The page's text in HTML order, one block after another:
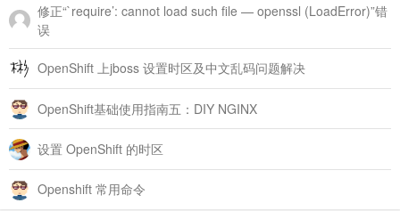
修正“`require’: cannot load such file — openssl (LoadError)”错
误
OpenShift 上jboss 设置时区及中文乱码问题解决
OpenShift基础使用指南五：DIY NGINX
设置 OpenShift 的时区
Openshift 常用命令